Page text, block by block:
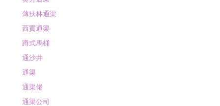
薄扶林通渠
西貢通渠
蹲式馬桶
通沙井
通渠
通渠佬
通渠公司